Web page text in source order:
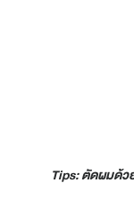
Tips: ตัดผมด้ว